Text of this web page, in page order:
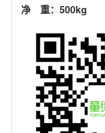
净 重：500kg